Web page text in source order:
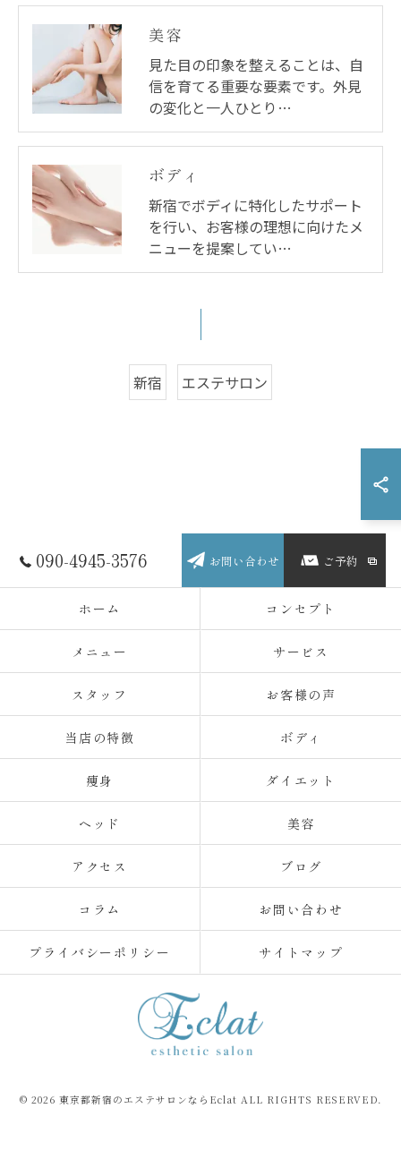
美容
見た目の印象を整えることは、自
信を育てる重要な要素です。外見
の変化と一人ひとり…
ボディ
新宿でボディに特化したサポート
を行い、お客様の理想に向けたメ
ニューを提案してい…
新宿 エステサロン
090-4945-3576 お問い合わせ ご予約
ホーム コンセプト
メニュー サービス
スタッフ お客様の声
当店の特徴 ボディ
痩身 ダイエット
ヘッド 美容
アクセス ブログ
コラム お問い合わせ
プライバシーポリシー サイトマップ
© 2026 東京都新宿のエステサロンならEclat ALL RIGHTS RESERVED.